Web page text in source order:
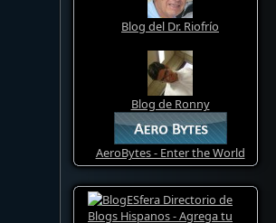
Blog del Dr. Riofrío
Blog de Ronny
AeroBytes - Enter the World